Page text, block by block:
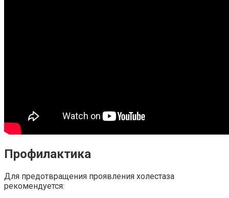
Профилактика
Для предотвращения проявления холестаза
рекомендуется: